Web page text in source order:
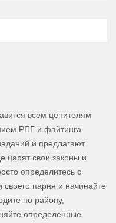
всем ценителям
РПГ и файтинга.
и предлагают
царят свои законы и
определитесь с
парня и начинайте
по району,
определенные